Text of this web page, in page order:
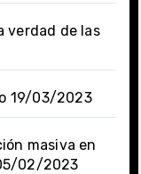
verdad de las
19/03/2023
masiva en
02/2023